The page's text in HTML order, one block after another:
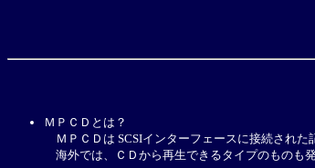
ＭＰＣＤとは？
ＭＰＣＤは SCSIインターフェースに接続された
海外では、ＣＤから再生できるタイプのものも